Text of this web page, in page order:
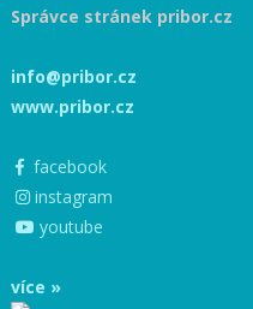
Správce stránek pribor.cz
info@pribor.cz
www.pribor.cz
facebook
instagram
youtube
více »